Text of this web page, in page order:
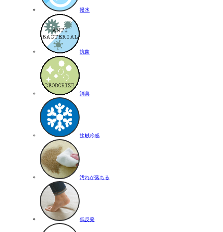
撥水
抗菌
消臭
接触冷感
汚れが落ちる
低反発